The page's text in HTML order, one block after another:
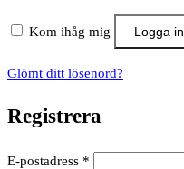
Kom ihåg mig Logga in
Glömt ditt lösenord?
Registrera
E-postadress *